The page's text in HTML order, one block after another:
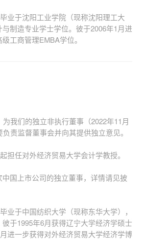
业于沈阳工业学院（现称沈阳理工大
制造专业学士学位。彼于2006年1月进
工商管理EMBA学位。
我们的独立非执行董事（2022年11月
责监督董事会并向其提供独立意见。
担任对外经济贸易大学会计学教授。
国上市公司的独立董事，详情请见披
业于中国纺织大学（现称东华大学），
于1995年6月获得辽宁大学经济学硕士
进一步获得对外经济贸易大学经济学博